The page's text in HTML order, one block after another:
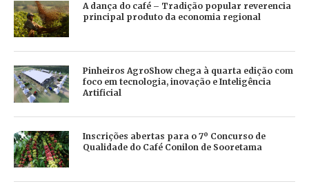
A dança do café – Tradição popular reverencia
principal produto da economia regional
Pinheiros AgroShow chega à quarta edição com
foco em tecnologia, inovação e Inteligência
Artificial
Inscrições abertas para o 7º Concurso de
Qualidade do Café Conilon de Sooretama